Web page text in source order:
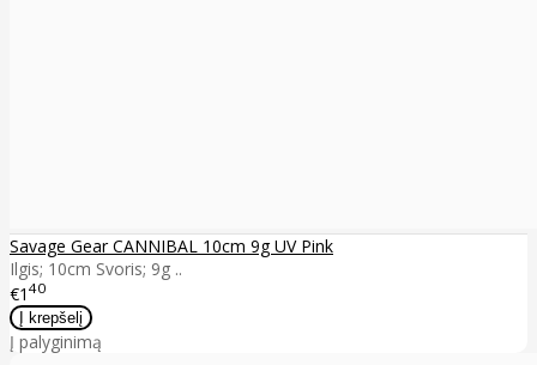
Savage Gear CANNIBAL 10cm 9g UV Pink
Ilgis; 10cm Svoris; 9g ..
€1 40
Į palyginimą